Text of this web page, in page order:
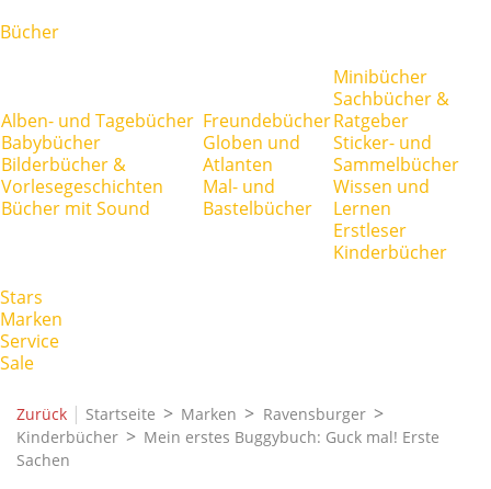
Bücher
Alben- und Tagebücher
Babybücher
Bilderbücher &
Vorlesegeschichten
Bücher mit Sound
Freundebücher
Globen und
Atlanten
Mal- und
Bastelbücher
Minibücher
Sachbücher &
Ratgeber
Sticker- und
Sammelbücher
Wissen und
Lernen
Erstleser
Kinderbücher
Stars
Marken
Service
Sale
Zurück | Startseite Marken
Ravensburger
Kinderbücher
Mein erstes Buggybuch: Guck mal! Erste
Sachen